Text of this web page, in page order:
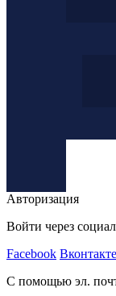
Авторизация
Войти через
Facebook Вконтакте
С помощью эл.